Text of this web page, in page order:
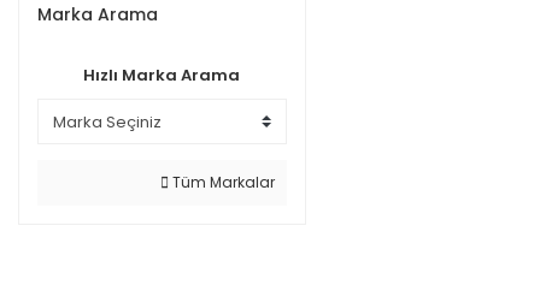
Marka Arama
Hızlı Marka Arama
Tüm Markalar